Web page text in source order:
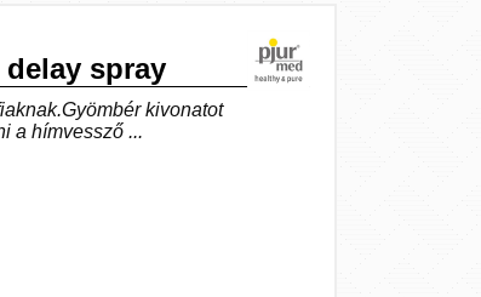
spray
kivonatot
a hímvessző ...